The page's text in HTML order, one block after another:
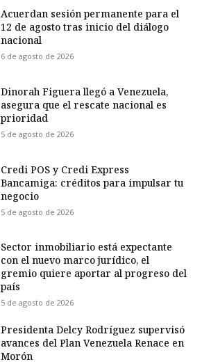
Acuerdan sesión permanente para el
12 de agosto tras inicio del diálogo
nacional
6 de agosto de 2026
Dinorah Figuera llegó a Venezuela,
asegura que el rescate nacional es
prioridad
5 de agosto de 2026
Credi POS y Credi Express
Bancamiga: créditos para impulsar tu
negocio
5 de agosto de 2026
Sector inmobiliario está expectante
con el nuevo marco jurídico, el
gremio quiere aportar al progreso del
país
5 de agosto de 2026
Presidenta Delcy Rodríguez supervisó
avances del Plan Venezuela Renace en
Morón